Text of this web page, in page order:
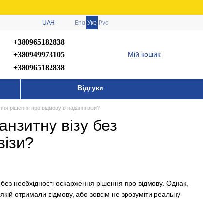
UAH Eng Укр Рус
+380965182838
+380949973105
+380965182838
Мій кошик
Відгуки
рішення про відмову в наданні візи?
візу без
без необхідності оскарження рішення про відмову. Однак,
отримали відмову, або зовсім не зрозуміти реальну